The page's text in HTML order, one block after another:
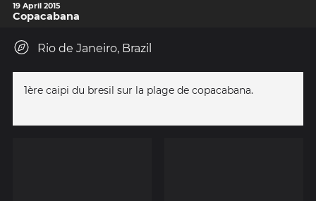
19 April 2015
Copacabana
Rio de Janeiro, Brazil
1ère caipi du bresil sur la plage de copacabana.